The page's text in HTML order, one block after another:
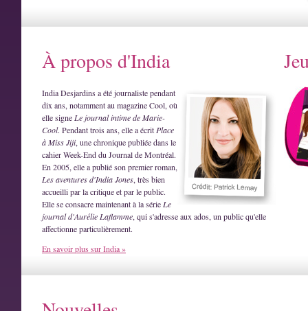
À propos d'India
India Desjardins a été journaliste pendant
dix ans, notamment au magazine Cool, où
elle signe Le journal intime de Marie-
Cool. Pendant trois ans, elle a écrit Place
à Miss Jiji, une chronique publiée dans le
cahier Week-End du Journal de Montréal.
En 2005, elle a publié son premier roman,
Les aventures d'India Jones, très bien
accueilli par la critique et par le public.
Elle se consacre maintenant à la série Le
journal d'Aurélie Laflamme, qui s'adresse aux ados, un public qu'elle
affectionne particulièrement.
En savoir plus sur India »